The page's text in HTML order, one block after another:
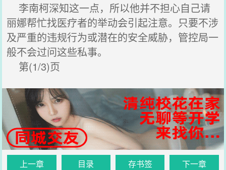
李南柯深知这一点，所以他并不担心自己请
丽娜帮忙找医疗者的举动会引起注意。只要不涉
及严重的违规行为或潜在的安全威胁，管控局一
般不会过问这些私事。
第(1/3)页
上一章 目录 存书签 下一章